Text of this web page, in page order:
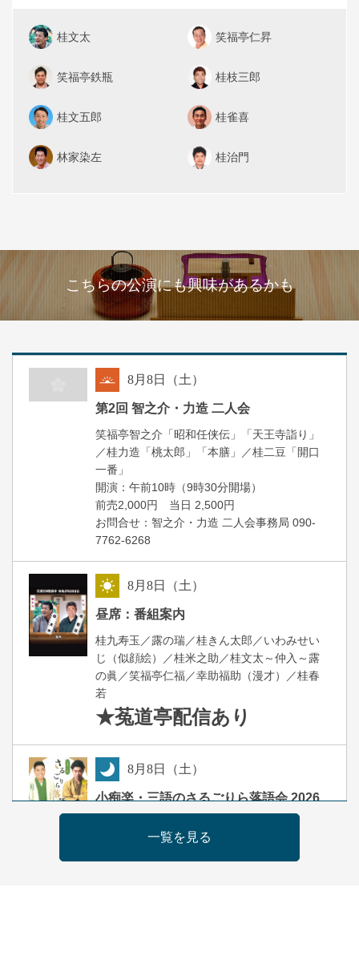
桂文太 笑福亭仁昇
笑福亭鉄瓶 桂枝三郎
桂文五郎 桂雀喜
林家染左 桂治門
こちらの公演にも興味があるかも
8月8日（土）
第2回 智之介・力造 二人会
笑福亭智之介「昭和任侠伝」「天王寺詣り」
／桂力造「桃太郎」「本膳」／桂二豆「開口
一番」
開演：午前10時（9時30分開場）
前売2,000円 当日 2,500円
お問合せ：智之介・力造 二人会事務局 090-
7762-6268
8月8日（土）
昼席：番組案内
桂九寿玉／露の瑞／桂きん太郎／いわみせい
じ（似顔絵）／桂米之助／桂文太～仲入～露
の眞／笑福亭仁福／幸助福助（漫才）／桂春
若
★菟道亭配信あり
8月8日（土）
小痴楽・三語のさるごりら落語会 2026
開演：午後6時（5時30分開場）全席指定
前売3,500円 当日4,000円
一覧を見る